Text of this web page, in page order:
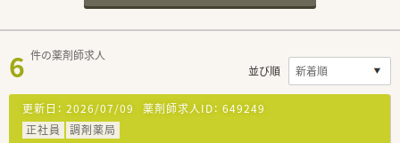
6 件の薬剤師求人
並び順
更新日： 2026/07/09 薬剤師求人ID： 649249
正社員
調剤薬局